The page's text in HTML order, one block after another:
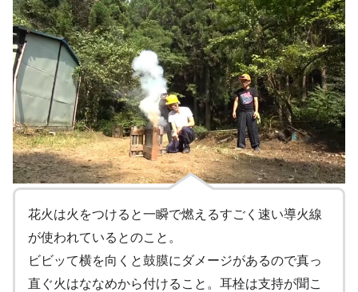
花火は火をつけると一瞬で燃えるすごく速い導火線
が使われているとのこと。
ビビッて横を向くと鼓膜にダメージがあるので真っ
直ぐ火はななめから付けること。耳栓は支持が聞こ